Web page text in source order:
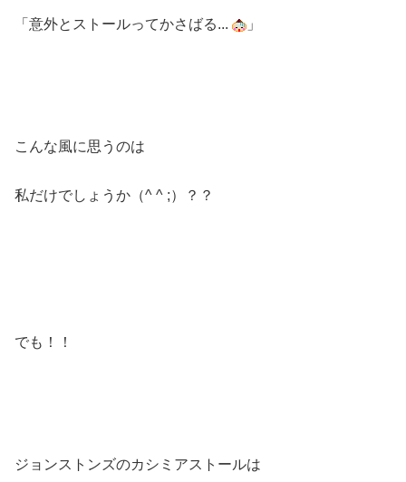
「意外とストールってかさばる... 」
こんな風に思うのは
私だけでしょうか（^ ^ ;）？？
でも！！
ジョンストンズのカシミアストールは